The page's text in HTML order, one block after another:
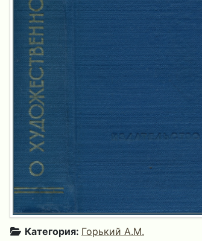
Категория: Горький А.М.